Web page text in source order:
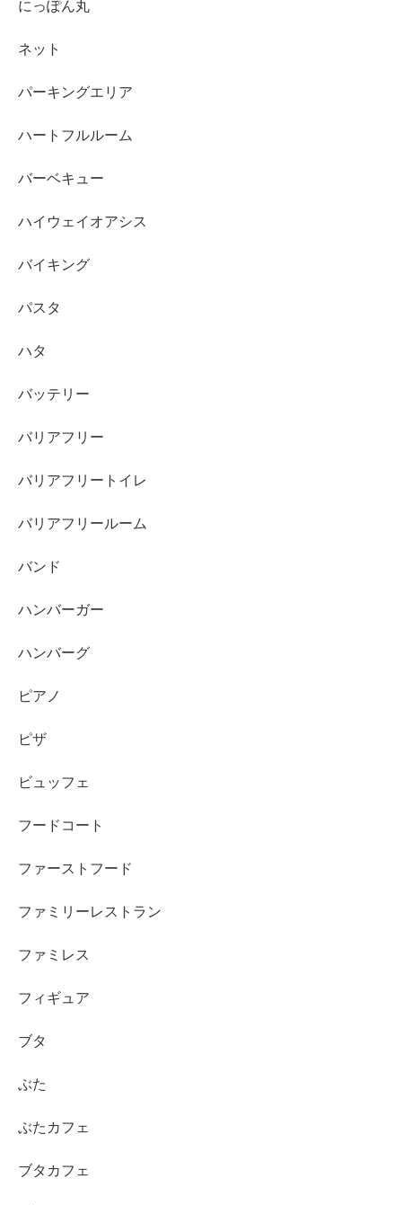
にっぽん丸
ネット
パーキングエリア
ハートフルルーム
バーベキュー
ハイウェイオアシス
バイキング
パスタ
ハタ
バッテリー
バリアフリー
バリアフリートイレ
バリアフリールーム
バンド
ハンバーガー
ハンバーグ
ピアノ
ピザ
ビュッフェ
フードコート
ファーストフード
ファミリーレストラン
ファミレス
フィギュア
ブタ
ぶた
ぶたカフェ
ブタカフェ